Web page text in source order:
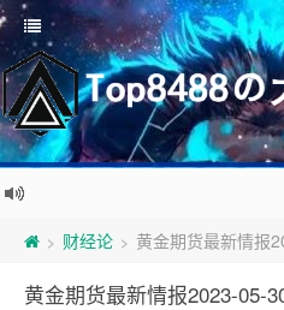
> 财经论 > 黄金期货最新情报
黄金期货最新情报2023-05-